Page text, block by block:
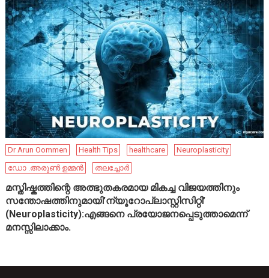
Dr Arun Oommen Health Tips healthcare
Neuroplasticity
ഡോ .അരുൺ ഉമ്മൻ
തലച്ചോർ
മസ്തിഷ്കത്തിന്റെ അത്ഭുതകരമായ മികച്ച വിജയത്തിനും
സന്തോഷത്തിനുമായി’ന്യൂറോപ്ലാസ്റ്റിസിറ്റി’
(Neuroplasticity):എങ്ങനെ പ്രയോജനപ്പെടുത്താമെന്ന്
മനസ്സിലാക്കാം.